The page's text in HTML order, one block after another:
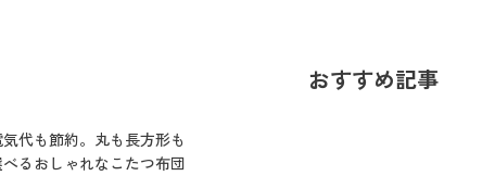
おすすめ記事
代も節約。丸も長方形も
るおしゃれなこたつ布団